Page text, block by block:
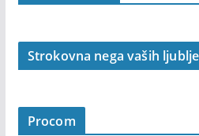
Strokovna nega vaših
Procom